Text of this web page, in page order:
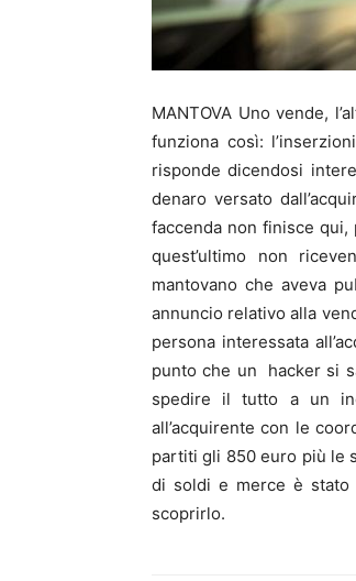
MANTOVA Uno vende,
funziona così:
risponde dicendosi
denaro versato
faccenda non finisce qui,
quest’ultimo non
mantovano che aveva
annuncio relativo alla
persona interessata
punto che un hacker si
spedire il tutto a un
all’acquirente con le
partiti gli 850 euro più le
di soldi e merce è stato
scoprirlo.